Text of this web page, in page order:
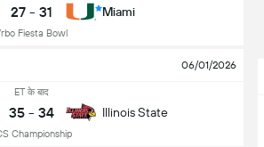
27 - 31
Fiesta Bowl
Miami
06/01/2026
ET के बाद
35 - 34
Championship
Illinois State